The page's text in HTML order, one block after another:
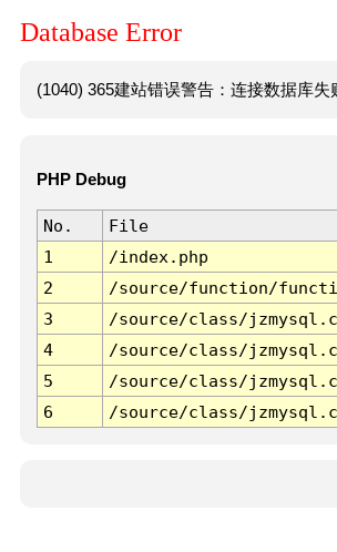
Database Error
(1040) 365建站错误警告：连接数据库
PHP Debug
No. File
1
/index.php
2
/source/function/
3
/source/class/
4
/source/class/
5
/source/class/
6
/source/class/